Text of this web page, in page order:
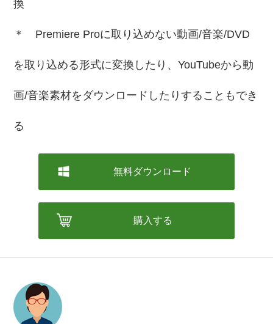
換
＊ Premiere Proに取り込めない動画/音楽/DVD
を取り込める形式に変換したり、YouTubeから動
画/音楽素材をダウンロードしたりすることもでき
る
無料ダウンロード
購入する